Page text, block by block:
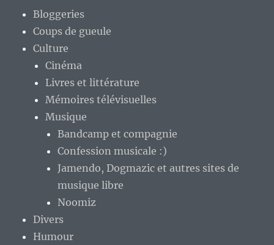
Bloggeries
Coups de gueule
Culture
Cinéma
Livres et littérature
Mémoires télévisuelles
Musique
Bandcamp et compagnie
Confession musicale :)
Jamendo, Dogmazic et autres sites de
musique libre
Noomiz
Divers
Humour